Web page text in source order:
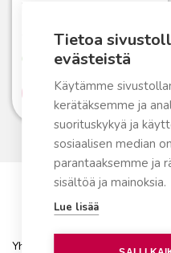
29,90€
Varastossa
Lue lisää
Yhteydenotto
Tietoa
evästeistä
Käytämme
kerätäksemme ja
suorituskykyä ja
sosiaalisen median
parantaaksemme ja
sisältöä ja mainoksia.
Lue lisää